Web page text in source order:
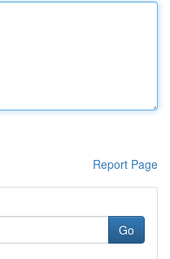
Report Page
Go